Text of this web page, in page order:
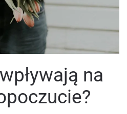
na